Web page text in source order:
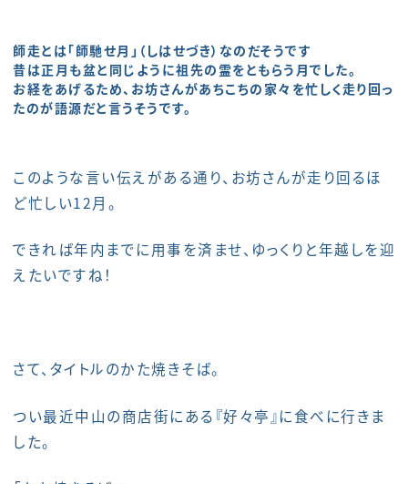
師走とは「師馳せ月」（しはせづき）なのだそうです
昔は正月も盆と同じように祖先の霊をともらう月でした。
お経をあげるため、お坊さんがあちこちの家々を忙しく走り回っ
たのが語源だと言うそうです。
このような言い伝えがある通り、お坊さんが走り回るほ
ど忙しい12月。
できれば年内までに用事を済ませ、ゆっくりと年越しを迎
えたいですね！
さて、タイトルのかた焼きそば。
つい最近中山の商店街にある『好々亭』に食べに行きま
した。